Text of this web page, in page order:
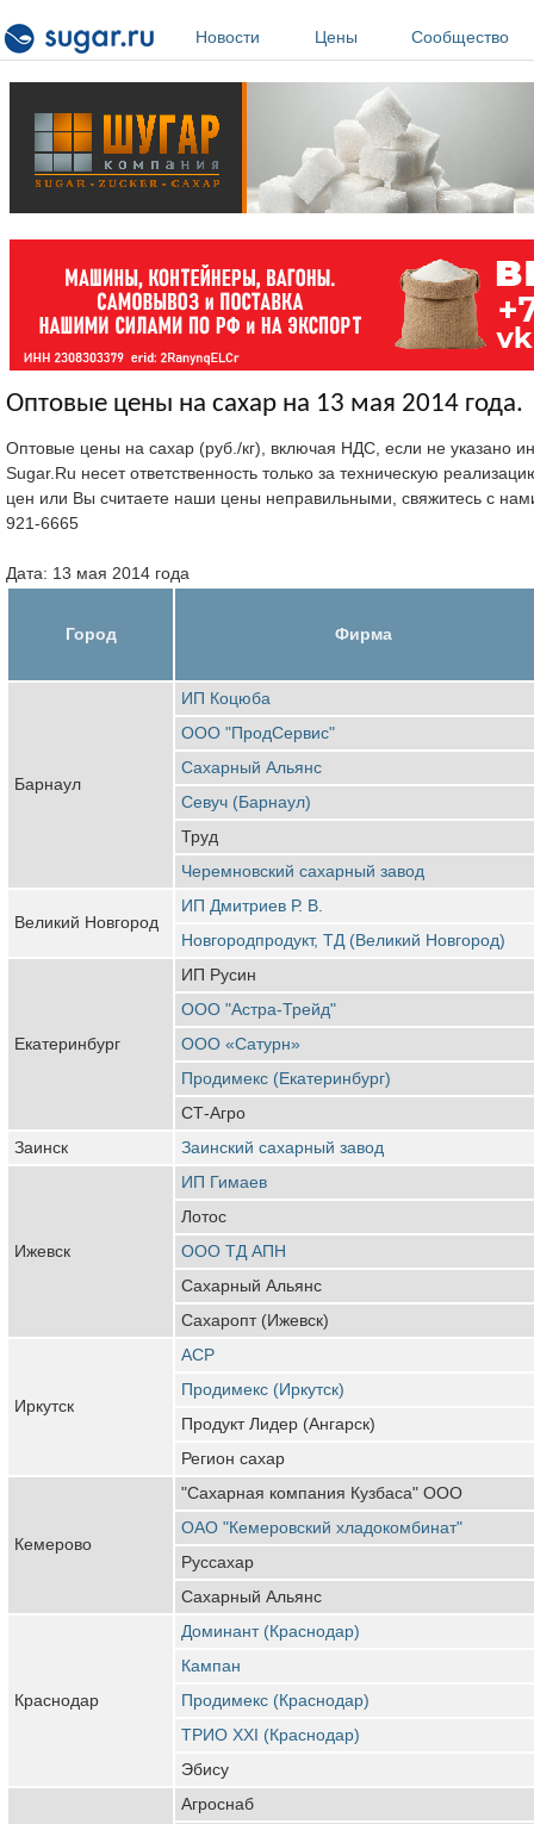
Новости
Цены Сообщество
Оптовые цены на сахар на 13 мая 2014 года.
Оптовые цены на сахар (руб./кг), включая НДС, если не указано
Sugar.Ru несет ответственность только за техническую
цен или Вы считаете наши цены неправильными, свяжитесь с
921-6665
Дата: 13 мая 2014 года
Город Фирма
Барнаул
ИП Коцюба
ООО "ПродСервис"
Сахарный Альянс
Севуч (Барнаул)
Труд
Черемновский сахарный завод
Великий Новгород
ИП Дмитриев Р. В.
Новгородпродукт, ТД (Великий Новгород)
Екатеринбург
ИП Русин
ООО "Астра-Трейд"
ООО «Сатурн»
Продимекс (Екатеринбург)
СТ-Агро
Заинск
Заинский сахарный завод
Ижевск
ИП Гимаев
Лотос
ООО ТД АПН
Сахарный Альянс
Сахаропт (Ижевск)
Иркутск
АСР
Продимекс (Иркутск)
Продукт Лидер (Ангарск)
Регион сахар
Кемерово
"Сахарная компания Кузбаса" ООО
ОАО "Кемеровский хладокомбинат"
Руссахар
Сахарный Альянс
Краснодар
Доминант (Краснодар)
Кампан
Продимекс (Краснодар)
ТРИО XXI (Краснодар)
Эбису
Агроснаб